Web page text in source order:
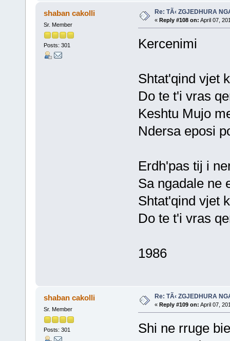
shaban cakolli
Sr. Member
Posts: 301
Re: TÃ‹ ZGJEDHURA
« Reply #108 on: April 07,
Kercenimi
Shtat'qind vjet
Do te t'i vras
Keshtu Mujo
Ndersa eposi
Erdh'pas tij i
Sa ngadale ne
Shtat'qind vjet
Do te t'i vras
1986
shaban cakolli
Sr. Member
Posts: 301
Re: TÃ‹ ZGJEDHURA
« Reply #109 on: April 07,
Shi ne rruge